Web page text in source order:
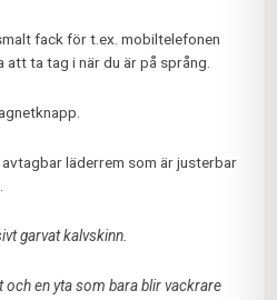
fack för t.ex. mobiltelefonen
ta tag i när du är på språng.
läderrem som är justerbar
garvat kalvskinn.
och en yta som bara blir vackrare